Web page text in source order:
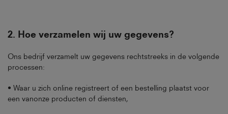
2. Hoe verzamelen wij uw gegevens?
Ons bedrijf verzamelt uw gegevens rechtstreeks in de volgende
processen:
• Waar u zich online registreert of een bestelling plaatst voor
een vanonze producten of diensten,